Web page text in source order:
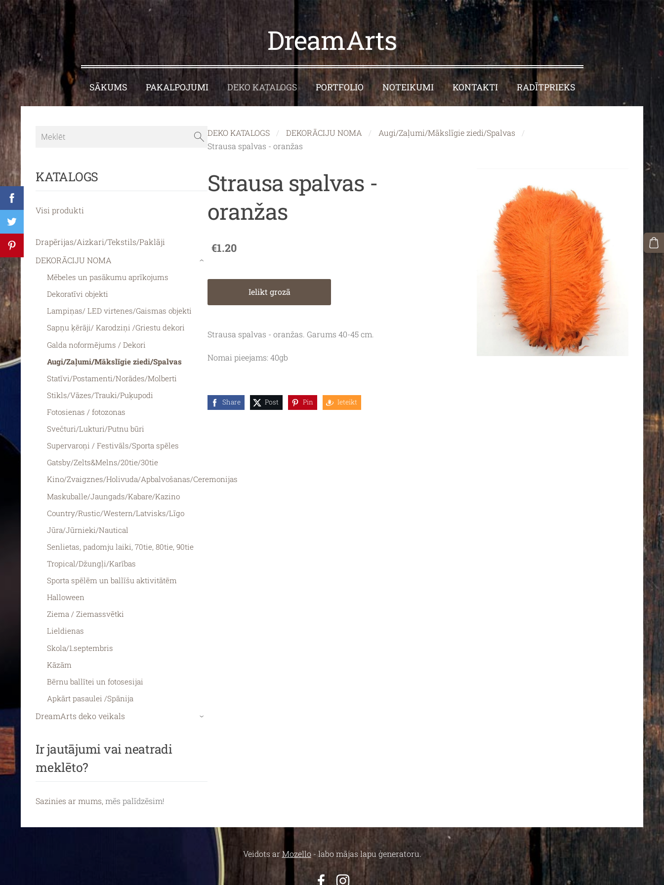
DreamArts
SĀKUMS PAKALPOJUMI DEKO KATALOGS PORTFOLIO NOTEIKUMI KONTAKTI RADĪTPRIEKS
KATALOGS
Visi produkti
Drapērijas/Aizkari/Tekstils/Paklāji
DEKORĀCIJU NOMA
Mēbeles un pasākumu aprīkojums
Dekoratīvi objekti
Lampiņas/ LED virtenes/Gaismas objekti
Sapņu ķērāji/ Karodziņi /Griestu dekori
Galda noformējums / Dekori
Augi/Zaļumi/Mākslīgie ziedi/Spalvas
Statīvi/Postamenti/Norādes/Molberti
Stikls/Vāzes/Trauki/Puķupodi
Fotosienas / fotozonas
Svečturi/Lukturi/Putnu būri
Supervaroņi / Festivāls/Sporta spēles
Gatsby/Zelts&Melns/20tie/30tie
Kino/Zvaigznes/Holivuda/Apbalvošanas/Ceremonijas
Maskuballe/Jaungads/Kabare/Kazino
Country/Rustic/Western/Latvisks/Līgo
Jūra/Jūrnieki/Nautical
Senlietas, padomju laiki, 70tie, 80tie, 90tie
Tropical/Džungļi/Karības
Sporta spēlēm un ballīšu aktivitātēm
Halloween
Ziema / Ziemassvētki
Lieldienas
Skola/1.septembris
Kāzām
Bērnu ballītei un fotosesijai
Apkārt pasaulei /Spānija
›
DreamArts deko veikals ›
Ir jautājumi vai neatradi
meklēto?
Sazinies ar mums, mēs palīdzēsim!
DEKO KATALOGS DEKORĀCIJU NOMA
Augi/Zaļumi/Mākslīgie ziedi/Spalvas
Strausa spalvas - oranžas
Strausa spalvas -
oranžas
€1.20
Ielikt grozā
Strausa spalvas - oranžas. Garums 40-45 cm.
Nomai pieejams: 40gb
Share Post Pin Ieteikt
Veidots ar Mozello- labo mājas lapu ģeneratoru.